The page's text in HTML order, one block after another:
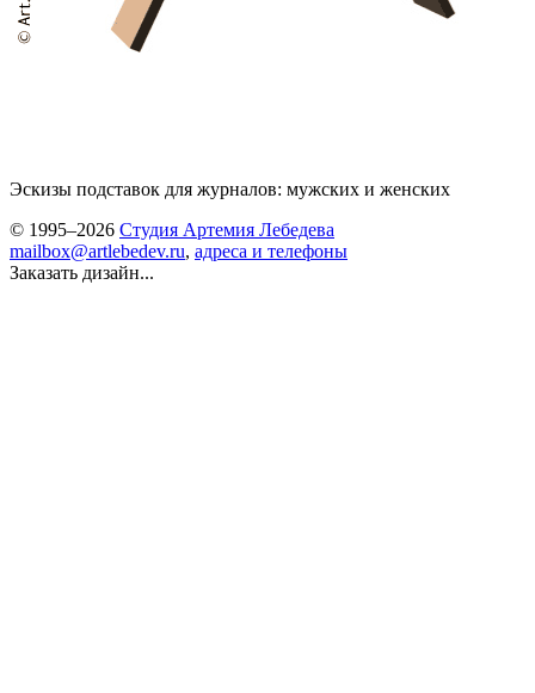
Эскизы подставок для журналов: мужских и женских
© 1995–2026 Студия Артемия Лебедева
mailbox@artlebedev.ru, адреса и телефоны
Заказать дизайн...